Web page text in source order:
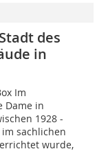
des
in
Im
Dame in
1928 -
sachlichen
wurde,